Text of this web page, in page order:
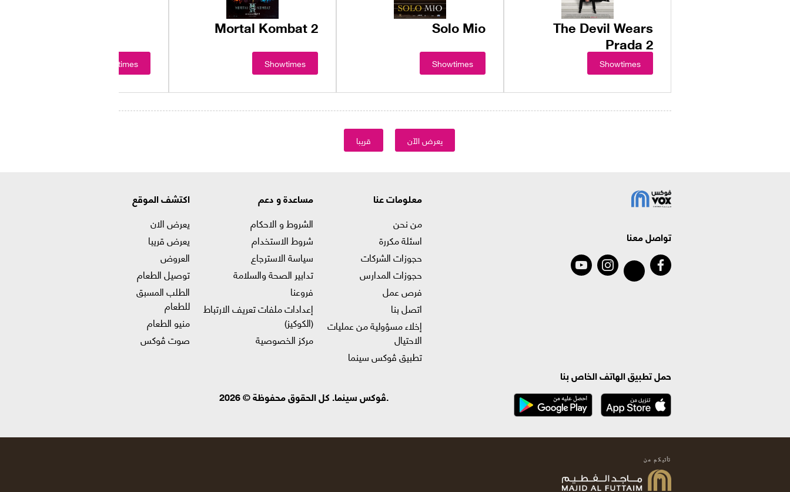
The Devil Wears
Prada 2
Showtimes
Solo Mio
Showtimes
Mortal Kombat 2
Showtimes
Showtimes
يعرض الآن قريبا
تواصل معنا
معلومات عنا
من نحن
اسئلة مكررة
حجوزات الشركات
حجوزات المدارس
فرص عمل
اتصل بنا
إخلاء مسؤولية من عمليات
الاحتيال
تطبيق ڤوكس سينما
مساعدة و دعم
الشروط و الاحكام
شروط الاستخدام
سياسة الاسترجاع
تدابير الصحة والسلامة
فروعنا
إعدادات ملفات تعريف الارتباط
(الكوكيز)
مركز الخصوصية
اكتشف الموقع
يعرض الان
يعرض قريبا
العروض
توصيل الطعام
الطلب المسبق
للطعام
منيو الطعام
صوت ڤوكس
حمل تطبيق الهاتف الخاص بنا
.ڤوكس سينما. كل الحقوق محفوظة © 2026